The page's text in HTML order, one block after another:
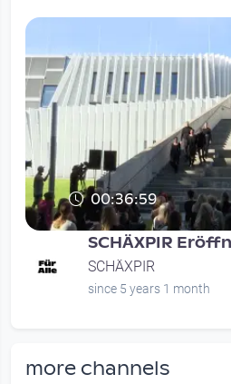
00:36:59
SCHÄXPIR
SCHÄXPIR
since 5 years 1 month
more channels